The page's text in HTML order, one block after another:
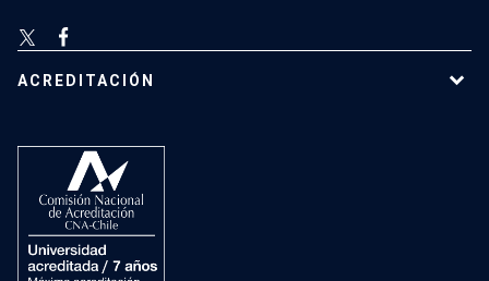
ACREDITACIÓN